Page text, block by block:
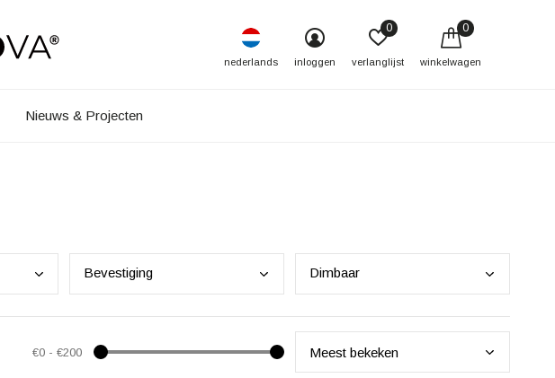
Nieuws & Projecten
nederlands inloggen verlanglijst
0
winkelwagen
0
Bevestiging Dimbaar
€0- €200